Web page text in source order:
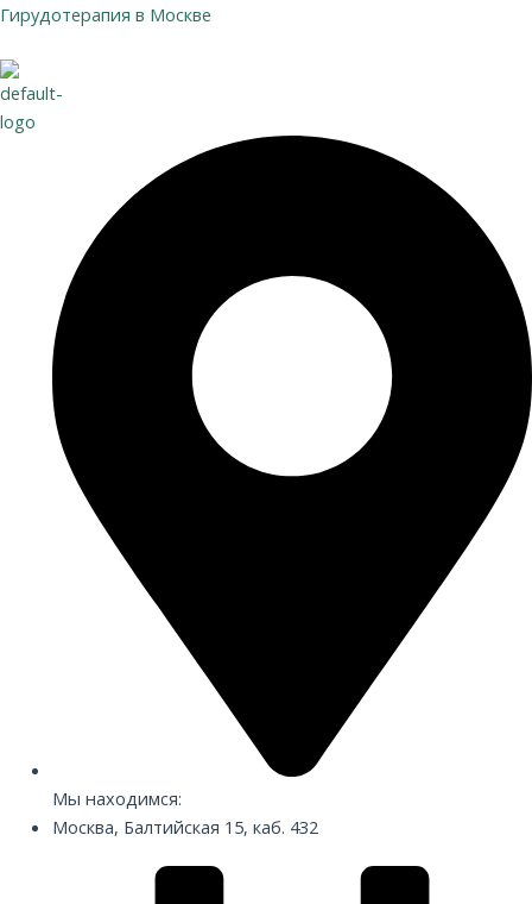
Перейти
содержимому
Гирудотерапия в Москве
Мы находимся:
Москва, Балтийская 15, каб. 432